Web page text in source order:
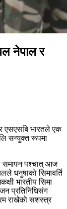
नेपाल र
एसएसबि भारतले एक
सन्युक्त रूपमा
समापन पश्चात् आज
धनुषाकाे सिमावर्ति
भारतीय सिमा
प्रतिनिधिसंग
राखेकाे सशस्त्र